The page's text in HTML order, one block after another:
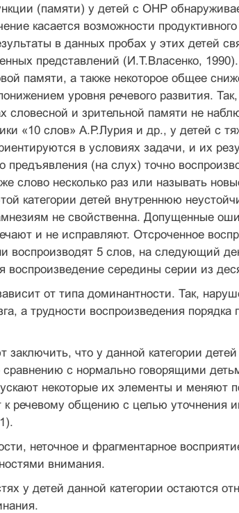
(памяти) у детей с ОНР
касается возможности
в данных пробах у этих детей
представлений (И.Т.Власенко,
памяти, а также некоторое общее
уровня речевого развития.
словесной и зрительной памяти не
«10 слов» А.Р.Лурия и др., у детей с
в условиях задачи, и их
предъявления (на слух) точно
слово несколько раз или называть
категории детей внутреннюю
не свойственна. Допущенные
и не исправляют. Отсроченное
воспроизводят 5 слов, на следующий
воспроизведение середины серии из
от типа доминантности. Так,
а трудности воспроизведения
что у данной категории
сравнению с нормально говорящими
некоторые их элементы и меняют
к речевому общению с целью
неточное и фрагментарное
внимания.
у детей данной категории остаются